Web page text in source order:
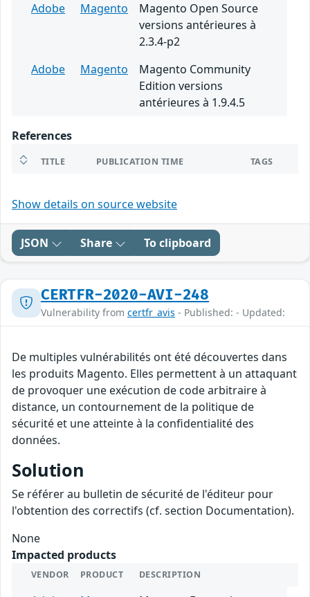
Adobe
Magento
Magento Open Source
versions antérieures à
2.3.4-p2
Adobe
Magento
Magento Community
Edition versions
antérieures à 1.9.4.5
References
TITLE PUBLICATION TIME TAGS
Show details on source website
JSON Share To clipboard
CERTFR-2020-AVI-248
Vulnerability from certfr_avis - Published: - Updated:
De multiples vulnérabilités ont été découvertes dans
les produits Magento. Elles permettent à un attaquant
de provoquer une exécution de code arbitraire à
distance, un contournement de la politique de
sécurité et une atteinte à la confidentialité des
données.
Solution
Se référer au bulletin de sécurité de l'éditeur pour
l'obtention des correctifs (cf. section Documentation).
None
Impacted products
VENDOR PRODUCT DESCRIPTION